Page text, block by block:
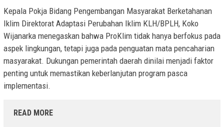
Kepala Pokja Bidang Pengembangan Masyarakat Berketahanan
Iklim Direktorat Adaptasi Perubahan Iklim KLH/BPLH, Koko
Wijanarka menegaskan bahwa ProKlim tidak hanya berfokus pada
aspek lingkungan, tetapi juga pada penguatan mata pencaharian
masyarakat. Dukungan pemerintah daerah dinilai menjadi faktor
penting untuk memastikan keberlanjutan program pasca
implementasi.
READ MORE